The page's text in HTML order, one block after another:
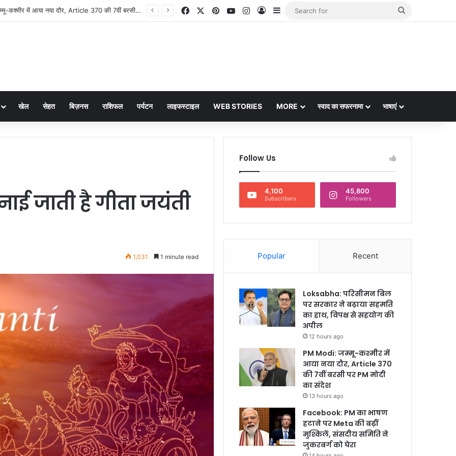
PM Modi: जम्मू-कश्मीर में आया नया दौर, Article 370 की 7वीं बरसी पर PM मोदी का संदेश FacebookPinterestYouTubeInstagram
Log InSidebar
खेल सेहत बिज़नस राशिफल पर्यटन लाइफस्टाइल WEB STORIES MORE स्वाद का सफरनामा भाषाएं
जाती है गीता जयंती
1,031 1 minute read
Follow Us
4,100
Subscribers
45,800
Followers
Popular Recent
Loksabha: परिसीमन बिल
पर सरकार ने बढ़ाया सहमति
का हाथ, विपक्ष से सहयोग की
अपील
12 hours ago
PM Modi: जम्मू-कश्मीर में
आया नया दौर, Article 370
की 7वीं बरसी पर PM मोदी
का संदेश
13 hours ago
Facebook: PM का भाषण
हटाने पर Meta की बढ़ीं
मुश्किलें, संसदीय समिति ने
जुकरबर्ग को घेरा